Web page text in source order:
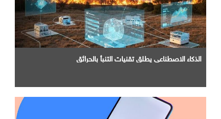
الذكاء الاصطناعي يطلق تقنيات التنبأ بالحرائق